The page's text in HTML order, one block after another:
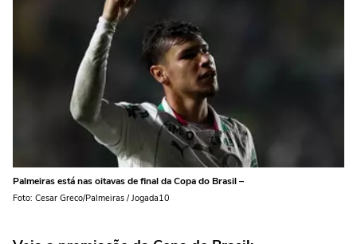
Palmeiras está nas oitavas de final da Copa do Brasil –
Foto: Cesar Greco/Palmeiras / Jogada10